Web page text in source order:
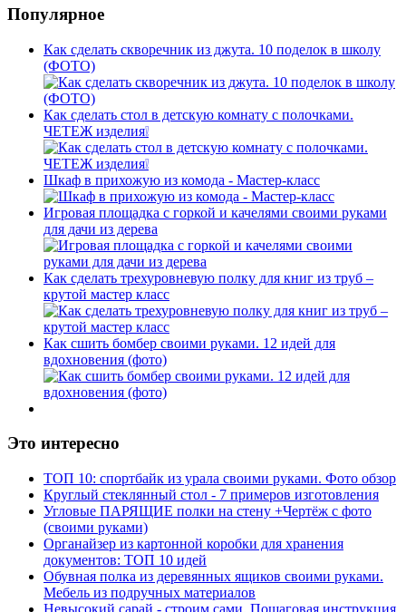
Популярное
Как сделать скворечник из джута. 10 поделок в школу
(ФОТО)
Как сделать стол в детскую комнату с полочками.
ЧЕТЕЖ изделия❕
Шкаф в прихожую из комода - Мастер-класс
Игровая площадка с горкой и качелями своими руками
для дачи из дерева
Как сделать трехуровневую полку для книг из труб –
крутой мастер класс
Как сшить бомбер своими руками. 12 идей для
вдохновения (фото)
Это интересно
ТОП 10: спортбайк из урала своими руками. Фото обзор
Круглый стеклянный стол - 7 примеров изготовления
Угловые ПАРЯЩИЕ полки на стену +Чертёж с фото
(своими руками)
Органайзер из картонной коробки для хранения
документов: ТОП 10 идей
Обувная полка из деревянных ящиков своими руками.
Мебель из подручных материалов
Невысокий сарай - строим сами. Пошаговая инструкция